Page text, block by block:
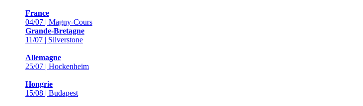
France
04/07 | Magny-Cours
Grande-Bretagne
11/07 | Silverstone
Allemagne
25/07 | Hockenheim
Hongrie
15/08 | Budapest